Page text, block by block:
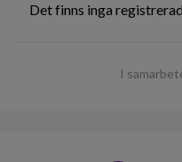
Det finns inga
I